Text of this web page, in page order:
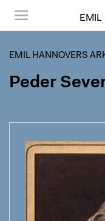
EMIL
EMIL HANNOVERS
Peder